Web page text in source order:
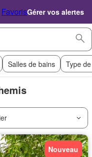
FavorisGérer vos alertes
Salles de bains Type
Nouveau